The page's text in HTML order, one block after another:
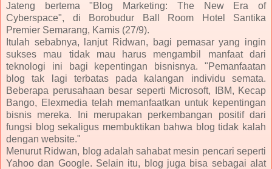
Jateng bertema "Blog Marketing: The New Era of
Cyberspace", di Borobudur Ball Room Hotel Santika
Premier Semarang, Kamis (27/9).
Itulah sebabnya, lanjut Ridwan, bagi pemasar yang ingin
sukses mau tidak mau harus mengambil manfaat dari
teknologi ini bagi kepentingan bisnisnya. "Pemanfaatan
blog tak lagi terbatas pada kalangan individu semata.
Beberapa perusahaan besar seperti Microsoft, IBM, Kecap
Bango, Elexmedia telah memanfaatkan untuk kepentingan
bisnis mereka. Ini merupakan perkembangan positif dari
fungsi blog sekaligus membuktikan bahwa blog tidak kalah
dengan website."
Menurut Ridwan, blog adalah sahabat mesin pencari seperti
Yahoo dan Google. Selain itu, blog juga bisa sebagai alat